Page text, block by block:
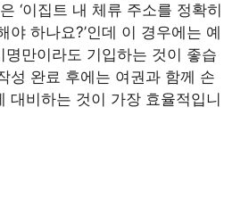
‘이집트 내 체류 주소를 정확히
야 하나요?’인데 이 경우에는 예
명만이라도 기입하는 것이 좋습
성 완료 후에는 여권과 함께 손
대비하는 것이 가장 효율적입니